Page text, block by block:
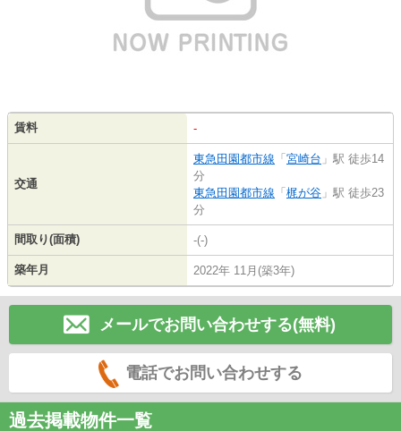
賃料 -
交通
東急田園都市線 「 宮崎台 」駅 徒歩14
分
東急田園都市線 「 梶が谷 」駅 徒歩23
分
間取り(面積) -(-)
築年月 2022年 11月(築3年)
メールでお問い合わせする(無料)
電話でお問い合わせする
過去掲載物件一覧